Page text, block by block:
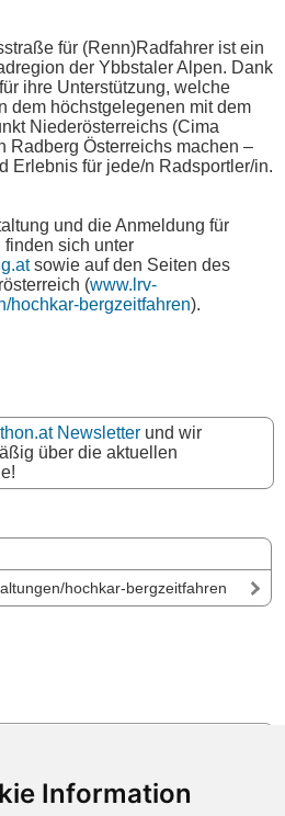
hochkar-bergzeitfahren
für (Renn)Radfahrer ist ein
der Ybbstaler Alpen. Dank
ihre Unterstützung, welche
dem höchstgelegenen mit dem
Niederösterreichs (Cima
Radberg Österreichs machen –
Erlebnis für jede/n Radsportler/in.
und die Anmeldung für
finden sich unter
sowie auf den Seiten des
(www.lrv-
hochkar-bergzeitfahren).
Newsletter und wir
über die aktuellen